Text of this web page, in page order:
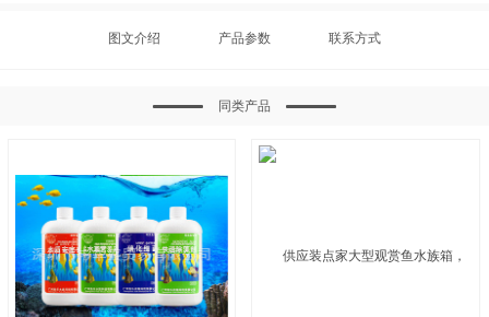
图文介绍 产品参数 联系方式
同类产品